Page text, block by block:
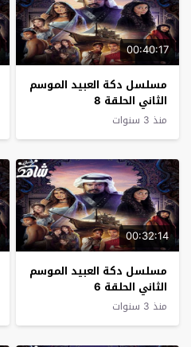
00:40:17
مسلسل دكة العبيد الموسم
الثاني الحلقة 8
منذ 3 سنوات
00:32:14
مسلسل دكة العبيد الموسم
الثاني الحلقة 6
منذ 3 سنوات